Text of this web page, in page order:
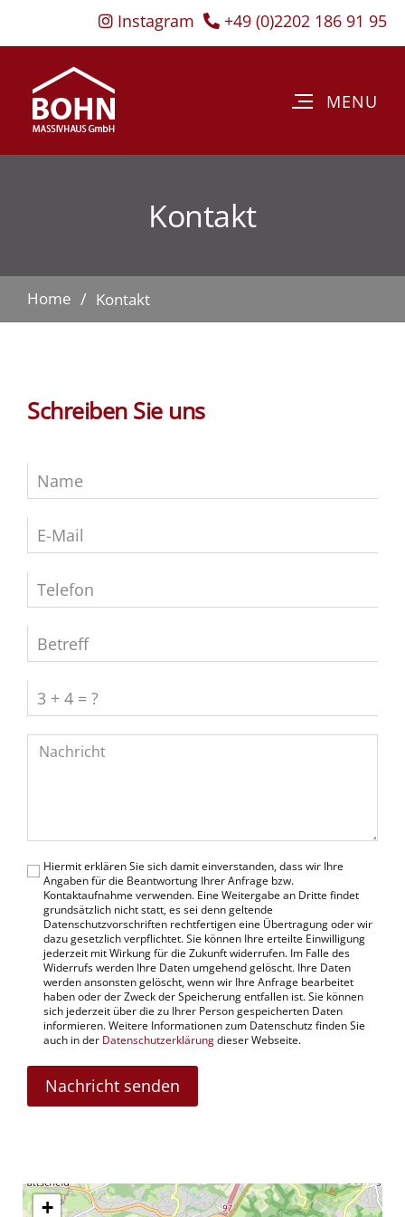
Instagram +49 (0)2202 186 91 95
Kontakt
Home Kontakt
Schreiben Sie uns
Hiermit erklären Sie sich damit einverstanden, dass wir Ihre
Angaben für die Beantwortung Ihrer Anfrage bzw.
Kontaktaufnahme verwenden. Eine Weitergabe an Dritte findet
grundsätzlich nicht statt, es sei denn geltende
Datenschutzvorschriften rechtfertigen eine Übertragung oder wir
dazu gesetzlich verpflichtet. Sie können Ihre erteilte Einwilligung
jederzeit mit Wirkung für die Zukunft widerrufen. Im Falle des
Widerrufs werden Ihre Daten umgehend gelöscht. Ihre Daten
werden ansonsten gelöscht, wenn wir Ihre Anfrage bearbeitet
haben oder der Zweck der Speicherung entfallen ist. Sie können
sich jederzeit über die zu Ihrer Person gespeicherten Daten
informieren. Weitere Informationen zum Datenschutz finden Sie
auch in der Datenschutzerklärungdieser Webseite.
Nachricht senden
+